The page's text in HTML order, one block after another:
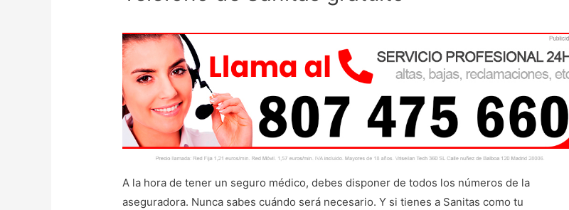
A la hora de tener un seguro médico, debes disponer de todos los números de la
aseguradora. Nunca sabes cuándo será necesario. Y si tienes a Sanitas como tu